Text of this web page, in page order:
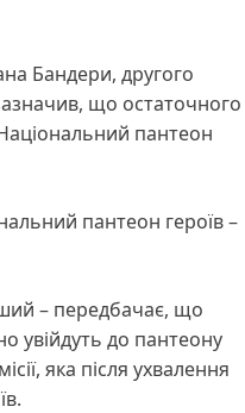
Бандери, другого
що остаточного
пантеон
пантеон героїв –
– передбачає, що
увійдуть до пантеону
яка після ухвалення